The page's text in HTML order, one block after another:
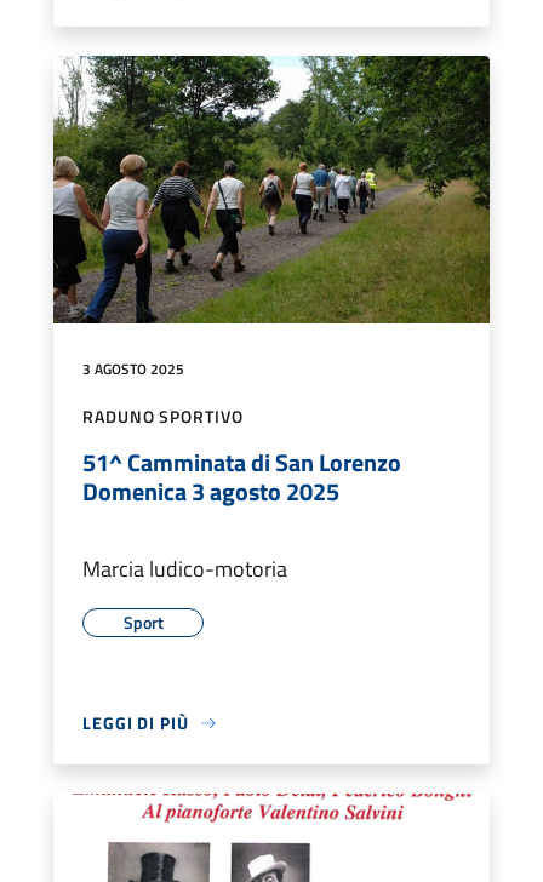
3 AGOSTO 2025
RADUNO SPORTIVO
51^ Camminata di San Lorenzo
Domenica 3 agosto 2025
Marcia ludico-motoria
Sport
LEGGI DI PIÙ